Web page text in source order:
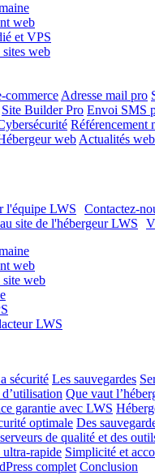
web
et VPS
web
commerce Adresse mail pro
Site Builder Pro Envoi SMS
Référencement
web Actualités web
Contactez-
web
site web
LWS
sécurité Les sauvegardes
Que vaut
garantie avec LWS
optimale Des
de qualité et des
ultra-rapide Simplicité et
complet Conclusion